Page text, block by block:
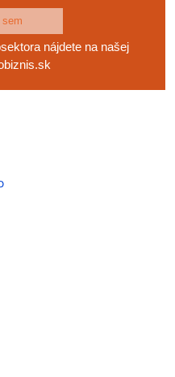
sem
nájdete na našej